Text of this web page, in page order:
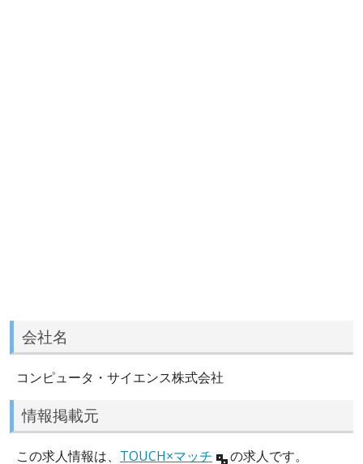
会社名
コンピュータ・サイエンス株式会社
情報掲載元
この求人情報は、 TOUCH×マッチ の求人です。